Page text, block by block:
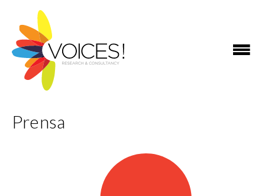
Prensa